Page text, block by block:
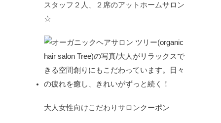
スタッフ２人、２席のアットホームサロン
☆
大人女性向けこだわりサロンクーポン